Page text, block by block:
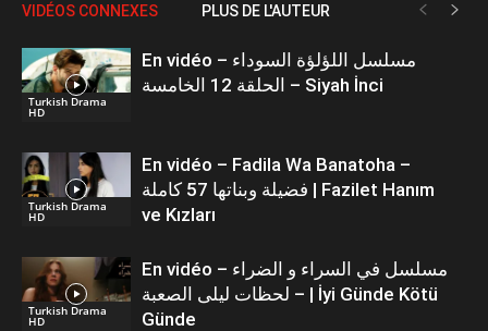
VIDÉOS CONNEXES PLUS DE L'AUTEUR
Turkish Drama
HD
En vidéo – مسلسل اللؤلؤة السوداء
الحلقة 12 الخامسة – Siyah İnci
Turkish Drama
HD
En vidéo – Fadila Wa Banatoha –
فضيلة وبناتها 57 كاملة | Fazilet Hanım
ve Kızları
Turkish Drama
HD
En vidéo – مسلسل في السراء و الضراء
– لحظات ليلى الصعبة | İyi Günde Kötü
Günde